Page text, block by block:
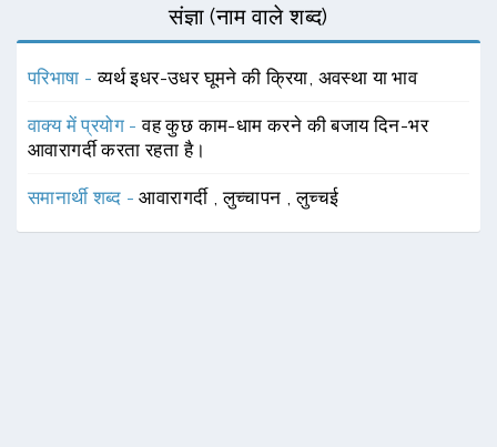
संज्ञा (नाम वाले शब्द)
परिभाषा -व्यर्थ इधर-उधर घूमने की क्रिया, अवस्था या भाव
वाक्य में प्रयोग -वह कुछ काम-धाम करने की बजाय दिन-भर
आवारागर्दी करता रहता है।
समानार्थी शब्द -आवारागर्दी ,लुच्चापन ,लुच्चई